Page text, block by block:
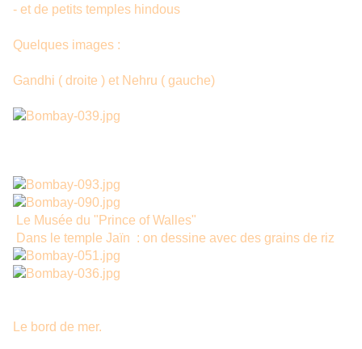
- et de petits temples hindous
Quelques images :
Gandhi ( droite ) et Nehru ( gauche)
Le Musée du "Prince of Walles"
Dans le temple Jaïn : on dessine avec des grains de riz
Le bord de mer.